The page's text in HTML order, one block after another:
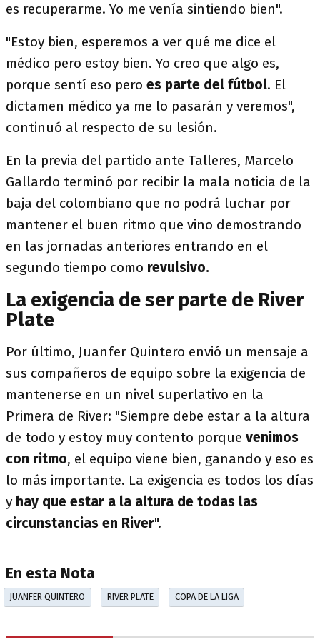
es recuperarme. Yo me venía sintiendo bien".
"Estoy bien, esperemos a ver qué me dice el
médico pero estoy bien. Yo creo que algo es,
porque sentí eso pero es parte del fútbol. El
dictamen médico ya me lo pasarán y veremos",
continuó al respecto de su lesión.
En la previa del partido ante Talleres, Marcelo
Gallardo terminó por recibir la mala noticia de la
baja del colombiano que no podrá luchar por
mantener el buen ritmo que vino demostrando
en las jornadas anteriores entrando en el
segundo tiempo como revulsivo.
La exigencia de ser parte de River
Plate
Por último, Juanfer Quintero envió un mensaje a
sus compañeros de equipo sobre la exigencia de
mantenerse en un nivel superlativo en la
Primera de River: "Siempre debe estar a la altura
de todo y estoy muy contento porque venimos
con ritmo, el equipo viene bien, ganando y eso es
lo más importante. La exigencia es todos los días
y hay que estar a la altura de todas las
circunstancias en River".
En esta Nota
JUANFER QUINTERO RIVER PLATE COPA DE LA LIGA